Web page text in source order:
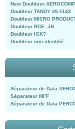
New Doubleur AEROCOMP
Doubleur TANDY 26-1143
Doubleur MICRO
Doubleur RCE_JB
Doubleur IGK?
Doubleur non identifié
Séparateur de Data
Séparateur MI²F
Séparateur de Data